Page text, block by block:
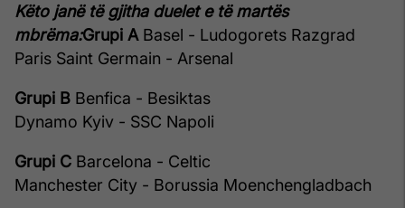
Këto janë të gjitha duelet e të martës
mbrëma:Grupi ABasel - Ludogorets Razgrad
Paris Saint Germain - Arsenal
Grupi B Benfica - Besiktas
Dynamo Kyiv - SSC Napoli
Grupi C Barcelona - Celtic
Manchester City - Borussia Moenchengladbach